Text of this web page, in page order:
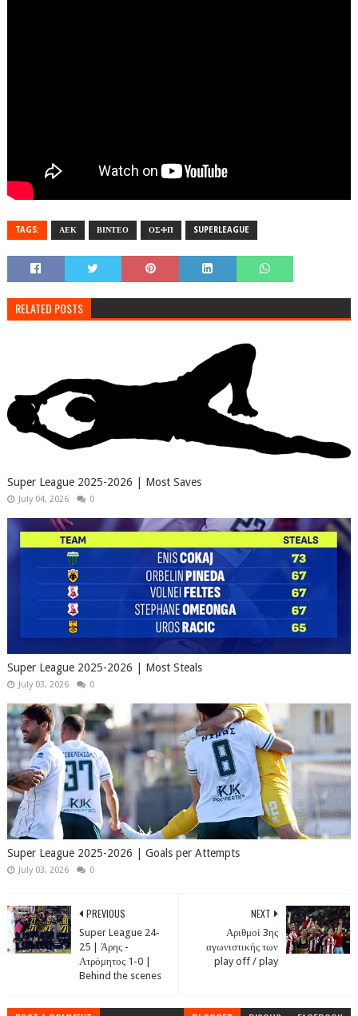
TAGS: ΑΕΚ ΒΙΝΤΕΟ ΟΣΦΠ SUPERLEAGUE
RELATED POSTS
Super League 2025-2026 | Most Saves
July 04, 2026 0
Super League 2025-2026 | Most Steals
July 03, 2026 0
Super League 2025-2026 | Goals per Attempts
July 03, 2026 0
NEXT
Αριθμοί 3ης
αγωνιστικής των
play off / play
PREVIOUS
Super League 24-
25 | Άρης -
Ατρόμητος 1-0 |
Behind the scenes